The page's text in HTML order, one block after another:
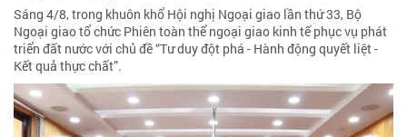
Sáng 4/8, trong khuôn khổ Hội nghị Ngoại giao lần thứ 33, Bộ
Ngoại giao tổ chức Phiên toàn thể ngoại giao kinh tế phục vụ phát
triển đất nước với chủ đề “Tư duy đột phá - Hành động quyết liệt -
Kết quả thực chất”.